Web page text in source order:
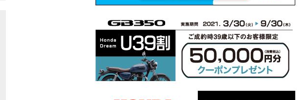
索 作成 6 アバターの画像 三重県を巡る女性ライダーの4日間！ポケふた全制覇ツーリング Honda CB1000F
開催 情報2
開催 情報１
開催
あの憧れバイク、ついに乗ります！